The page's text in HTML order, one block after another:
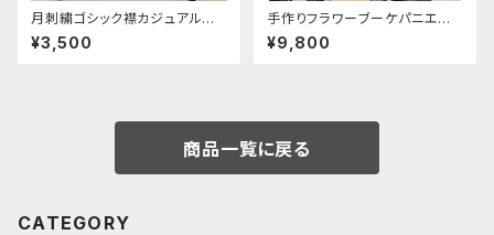
月刺繍ゴシック襟カジュアルブラ
ウス(長袖)
¥3,500
手作りフラワーブーケパニエ
（❁⃘5色展開❁⃘）
¥9,800
商品一覧に戻る
CATEGORY